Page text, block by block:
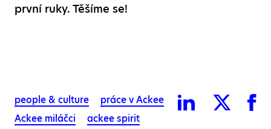
první ruky. Těšíme se!
people & culture
práce v Ackee
Ackee miláčci
ackee spirit